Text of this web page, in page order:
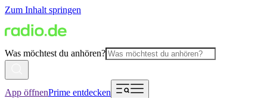
Zum Inhalt springen
Was möchtest du anhören?
App öffnenPrime entdecken